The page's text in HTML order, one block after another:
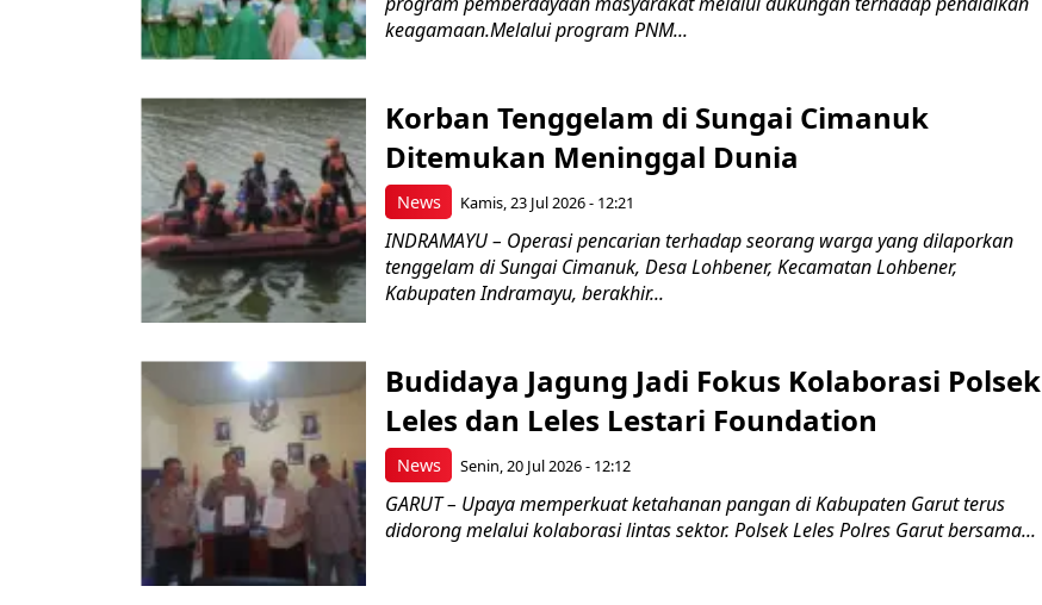
keagamaan.Melalui program PNM...
News
Korban Tenggelam di Sungai Cimanuk
Ditemukan Meninggal Dunia
Kamis, 23 Jul 2026 - 12:21
INDRAMAYU – Operasi pencarian terhadap seorang warga yang dilaporkan
tenggelam di Sungai Cimanuk, Desa Lohbener, Kecamatan Lohbener,
Kabupaten Indramayu, berakhir...
News
Budidaya Jagung Jadi Fokus Kolaborasi Polsek
Leles dan Leles Lestari Foundation
Senin, 20 Jul 2026 - 12:12
GARUT – Upaya memperkuat ketahanan pangan di Kabupaten Garut terus
didorong melalui kolaborasi lintas sektor. Polsek Leles Polres Garut bersama...